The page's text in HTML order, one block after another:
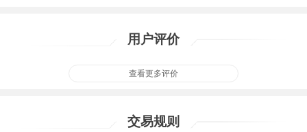
用户评价
查看更多评价
交易规则